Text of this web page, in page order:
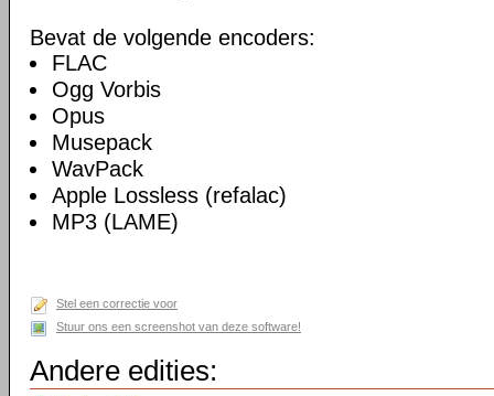
Bevat de volgende encoders:
FLAC
Ogg Vorbis
Opus
Musepack
WavPack
Apple Lossless (refalac)
MP3 (LAME)
Stel een correctie voor
Stuur ons een screenshot van deze software!
Andere edities: